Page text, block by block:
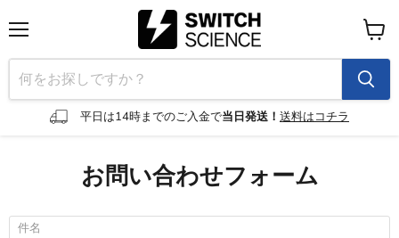
ニ
ュ
ー
平日は14時までのご入金で当日発送！ 送料はコチラ
カ
ー
ト
を
見
お問い合わせフォーム
件名